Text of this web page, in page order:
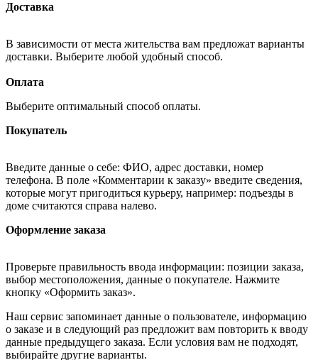
Доставка
В зависимости от места жительства вам предложат варианты
доставки. Выберите любой удобный способ.
Оплата
Выберите оптимальный способ оплаты.
Покупатель
Введите данные о себе: ФИО, адрес доставки, номер
телефона. В поле «Комментарии к заказу» введите сведения,
которые могут пригодиться курьеру, например: подъезды в
доме считаются справа налево.
Оформление заказа
Проверьте правильность ввода информации: позиции заказа,
выбор местоположения, данные о покупателе. Нажмите
кнопку «Оформить заказ».
Наш сервис запоминает данные о пользователе, информацию
о заказе и в следующий раз предложит вам повторить к вводу
данные предыдущего заказа. Если условия вам не подходят,
выбирайте другие варианты.